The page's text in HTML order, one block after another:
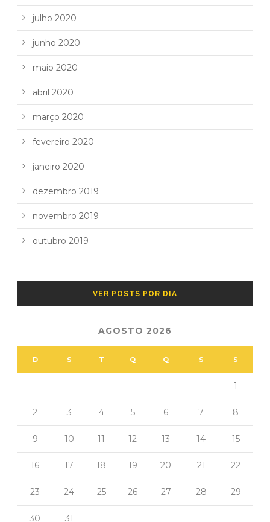
julho 2020
junho 2020
maio 2020
abril 2020
março 2020
fevereiro 2020
janeiro 2020
dezembro 2019
novembro 2019
outubro 2019
VER POSTS POR DIA
AGOSTO 2026
D S T Q Q S S
1
2 3 4 5 6 7 8
9 10 11 12 13 14 15
16 17 18 19 20 21 22
23 24 25 26 27 28 29
30 31